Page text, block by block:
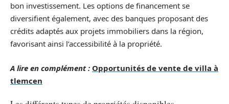
bon investissement. Les options de financement se
diversifient également, avec des banques proposant des
crédits adaptés aux projets immobiliers dans la région,
favorisant ainsi l’accessibilité à la propriété.
A lire en complément : Opportunités de vente de villa à
tlemcen